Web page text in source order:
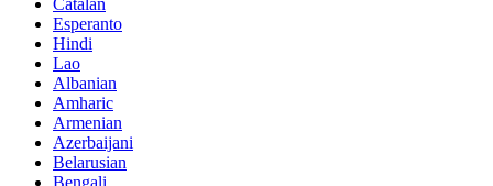
Catalan
Esperanto
Hindi
Lao
Albanian
Amharic
Armenian
Azerbaijani
Belarusian
Bengali